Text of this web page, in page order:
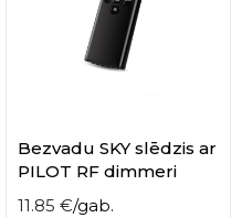
Bezvadu SKY slēdzis ar
PILOT RF dimmeri
11.85 €/gab.